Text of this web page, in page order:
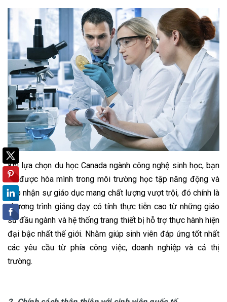
Khi lựa chọn du học Canada ngành công nghệ sinh học, bạn
sẽ được hòa mình trong môi trường học tập năng động và
tiếp nhận sự giáo dục mang chất lượng vượt trội, đó chính là
chương trình giảng dạy có tính thực tiễn cao từ những giáo
sư đầu ngành và hệ thống trang thiết bị hỗ trợ thực hành hiện
đại bậc nhất thế giới. Nhằm giúp sinh viên đáp ứng tốt nhất
các yêu cầu từ phía công việc, doanh nghiệp và cả thị
trường.